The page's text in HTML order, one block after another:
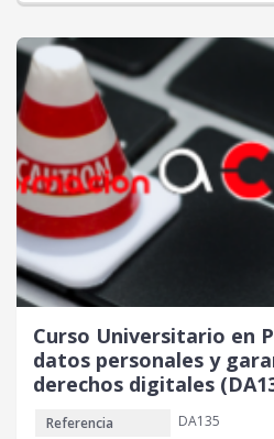
Curso Universitario en
datos personales y
derechos digitales
Referencia
DA135